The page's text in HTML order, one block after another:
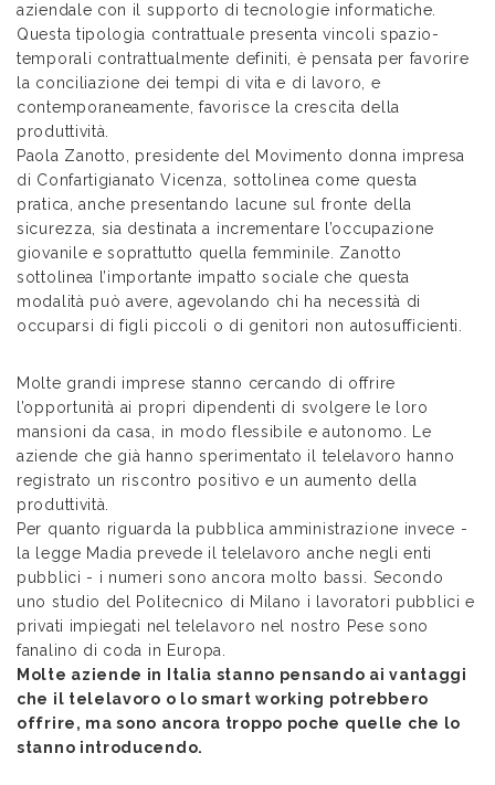
aziendale con il supporto di tecnologie informatiche.
Questa tipologia contrattuale presenta vincoli spazio-
temporali contrattualmente definiti, è pensata per favorire
la conciliazione dei tempi di vita e di lavoro, e
contemporaneamente, favorisce la crescita della
produttività.
Paola Zanotto, presidente del Movimento donna impresa
di Confartigianato Vicenza, sottolinea come questa
pratica, anche presentando lacune sul fronte della
sicurezza, sia destinata a incrementare l’occupazione
giovanile e soprattutto quella femminile. Zanotto
sottolinea l’importante impatto sociale che questa
modalità può avere, agevolando chi ha necessità di
occuparsi di figli piccoli o di genitori non autosufficienti.
Molte grandi imprese stanno cercando di offrire
l’opportunità ai propri dipendenti di svolgere le loro
mansioni da casa, in modo flessibile e autonomo. Le
aziende che già hanno sperimentato il telelavoro hanno
registrato un riscontro positivo e un aumento della
produttività.
Per quanto riguarda la pubblica amministrazione invece -
la legge Madia prevede il telelavoro anche negli enti
pubblici - i numeri sono ancora molto bassi. Secondo
uno studio del Politecnico di Milano i lavoratori pubblici e
privati impiegati nel telelavoro nel nostro Pese sono
fanalino di coda in Europa.
Molte aziende in Italia stanno pensando ai vantaggi
che il telelavoro o lo smart working potrebbero
offrire, ma sono ancora troppo poche quelle che lo
stanno introducendo.